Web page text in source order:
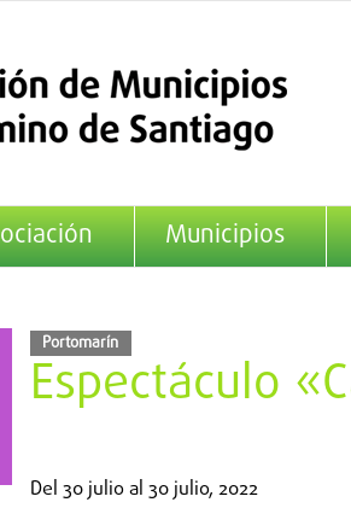
Municipios
Portomarín
Espectáculo
Del 30 julio al 30 julio, 2022